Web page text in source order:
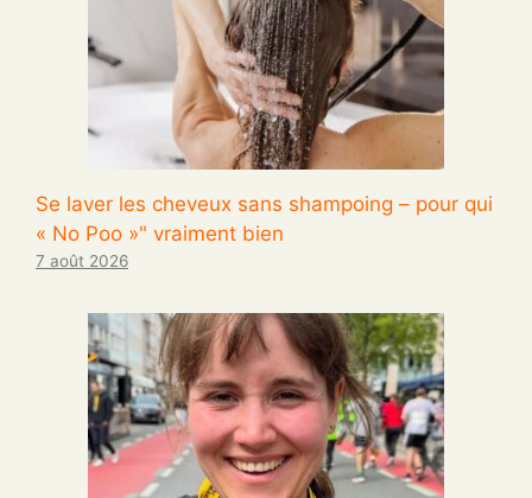
Se laver les cheveux sans shampoing – pour qui
« No Poo »" vraiment bien
7 août 2026